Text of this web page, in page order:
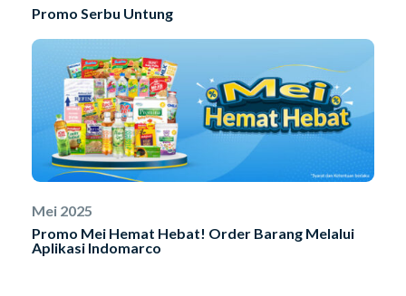
Promo Serbu Untung
Mei 2025
Promo Mei Hemat Hebat! Order Barang Melalui
Aplikasi Indomarco